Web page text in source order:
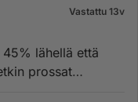
Vastattu 13v
lähellä että
prossat